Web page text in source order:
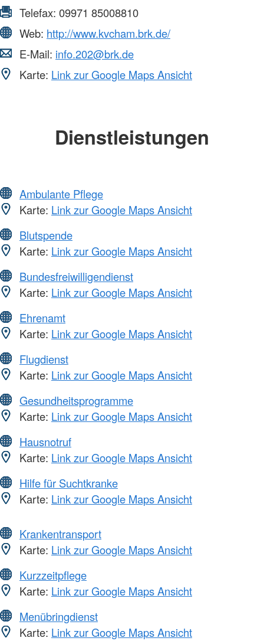
Telefax: 09971 85008810
Web: http://www.kvcham.brk.de/
E-Mail: info.202@brk.de
Karte: Link zur Google Maps Ansicht
Dienstleistungen
Ambulante Pflege
Karte: Link zur Google Maps Ansicht
Blutspende
Karte: Link zur Google Maps Ansicht
Bundesfreiwilligendienst
Karte: Link zur Google Maps Ansicht
Ehrenamt
Karte: Link zur Google Maps Ansicht
Flugdienst
Karte: Link zur Google Maps Ansicht
Gesundheitsprogramme
Karte: Link zur Google Maps Ansicht
Hausnotruf
Karte: Link zur Google Maps Ansicht
Hilfe für Suchtkranke
Karte: Link zur Google Maps Ansicht
Krankentransport
Karte: Link zur Google Maps Ansicht
Kurzzeitpflege
Karte: Link zur Google Maps Ansicht
Menübringdienst
Karte: Link zur Google Maps Ansicht